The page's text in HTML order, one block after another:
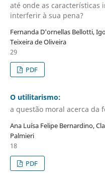
até onde as características
interferir à sua pena?
Fernanda D'ornellas Bellotti,
Teixeira de Oliveira
29
PDF
O utilitarismo:
a questão moral acerca da
Ana Luísa Felipe Bernardino,
Palmieri
18
PDF